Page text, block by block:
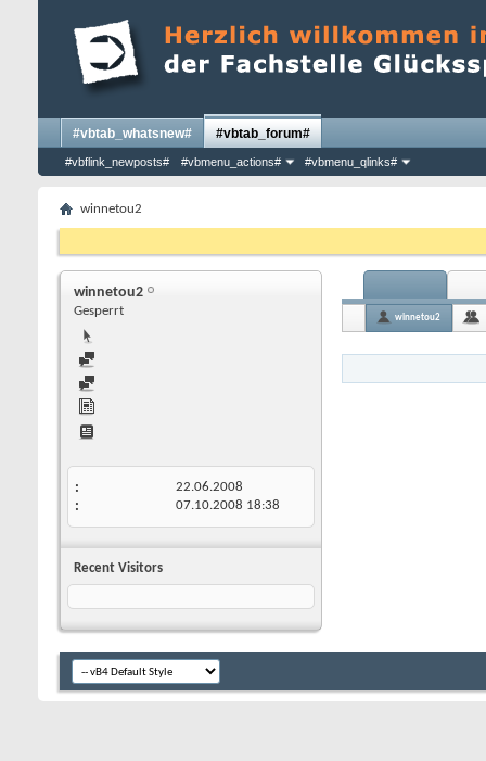
#vbtab_whatsnew# #vbtab_forum#
#vbflink_newposts# #vbmenu_actions# #vbmenu_qlinks#
winnetou2
winnetou2
Gesperrt
22.06.2008
07.10.2008 18:38
Recent Visitors
winnetou2